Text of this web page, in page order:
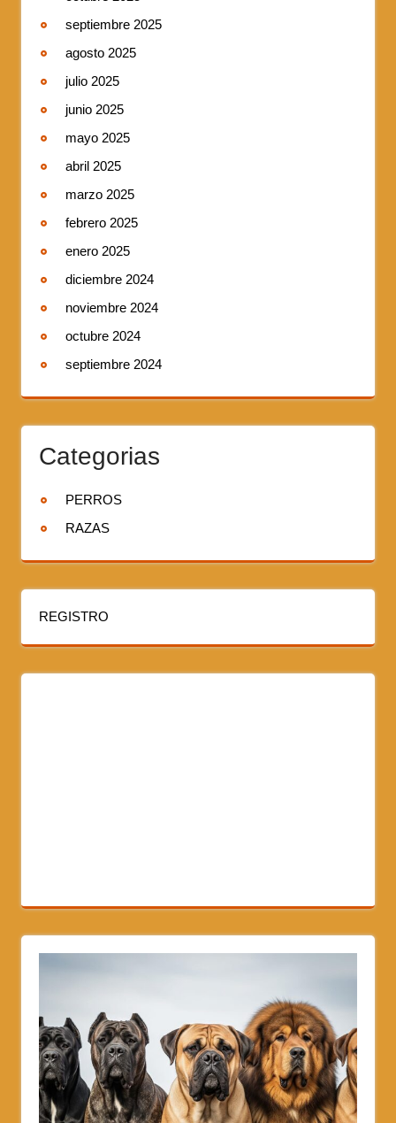
septiembre 2025
agosto 2025
julio 2025
junio 2025
mayo 2025
abril 2025
marzo 2025
febrero 2025
enero 2025
diciembre 2024
noviembre 2024
octubre 2024
septiembre 2024
Categorias
PERROS
RAZAS
REGISTRO